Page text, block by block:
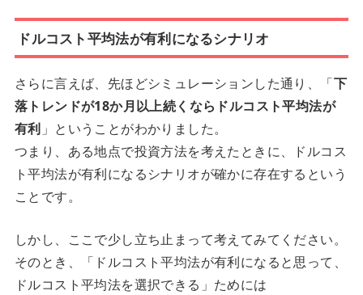
ドルコスト平均法が有利になるシナリオ
さらに言えば、先ほどシミュレーションした通り、「下
落トレンドが18か月以上続くならドルコスト平均法が
有利 」ということがわかりました。
つまり、ある地点で投資方法を考えたときに、ドルコス
ト平均法が有利になるシナリオが確かに存在するという
ことです。
しかし、ここで少し立ち止まって考えてみてください。
そのとき、「ドルコスト平均法が有利になると思って、
ドルコスト平均法を選択できる」ためには